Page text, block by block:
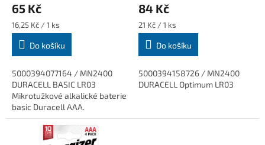
65 Kč
Měrná
cena:
16,25 Kč / 1 ks
Do košíku
5000394077164 / MN2400
DURACELL BASIC LR03
Mikrotužkové alkalické baterie
basic Duracell AAA.
84 Kč
Měrná
cena:
21 Kč / 1 ks
Do košíku
5000394158726 / MN2400
DURACELL Optimum LR03